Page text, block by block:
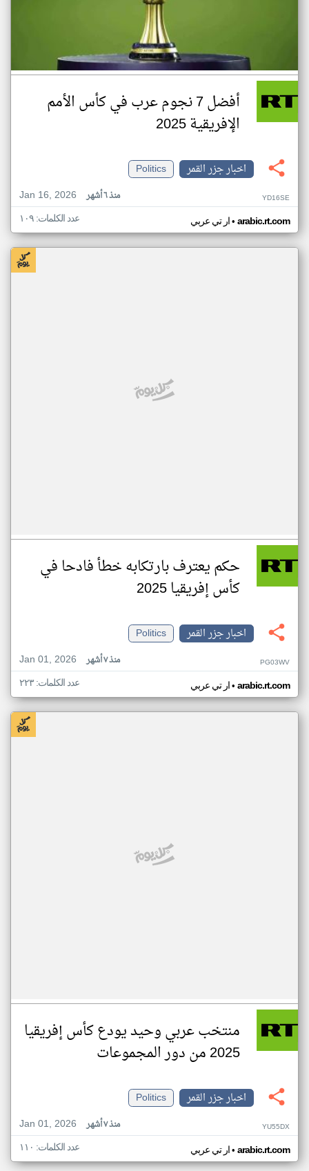
أفضل 7 نجوم عرب في كأس الأمم
الإفريقية 2025
اخبار جزر القمر
Politics
Jan 16, 2026
منذ ٦ أشهر YD16SE
ار تي عربي• arabic.rt.com عدد الكلمات: ١٠٩
حكم يعترف بارتكابه خطأ فادحا في
كأس إفريقيا 2025
اخبار جزر القمر
Politics
Jan 01, 2026
منذ ٧ أشهر PG03WV
ار تي عربي• arabic.rt.com عدد الكلمات: ٢٢٣
منتخب عربي وحيد يودع كأس إفريقيا
2025 من دور المجموعات
اخبار جزر القمر
Politics
Jan 01, 2026
منذ ٧ أشهر YU55DX
ار تي عربي• arabic.rt.com عدد الكلمات: ١١٠